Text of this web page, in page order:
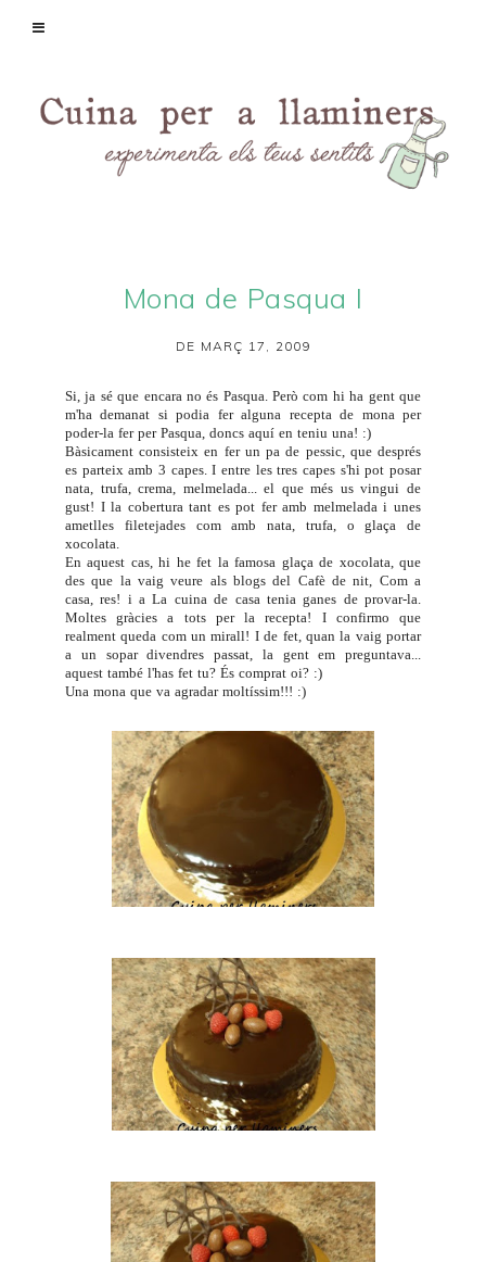
Mona de Pasqua I
DE MARÇ 17, 2009
Si, ja sé que encara no és Pasqua. Però com hi ha gent que
m'ha demanat si podia fer alguna recepta de mona per
poder-la fer per Pasqua, doncs aquí en teniu una! :)
Bàsicament consisteix en fer un pa de pessic, que després
es parteix amb 3 capes. I entre les tres capes s'hi pot posar
nata, trufa, crema, melmelada... el que més us vingui de
gust! I la cobertura tant es pot fer amb melmelada i unes
ametlles filetejades com amb nata, trufa, o glaça de
xocolata.
En aquest cas, hi he fet la famosa glaça de xocolata, que
des que la vaig veure als blogs del Cafè de nit
Com a
casa, res! i aLa cuina de casa tenia ganes de provar-la.
Moltes gràcies a tots per la recepta! I confirmo que
realment queda com un mirall! I de fet, quan la vaig portar
a un sopar divendres passat, la gent em preguntava...
aquest també l'has fet tu? És comprat oi? :)
Una mona que va agradar moltíssim!!! :)